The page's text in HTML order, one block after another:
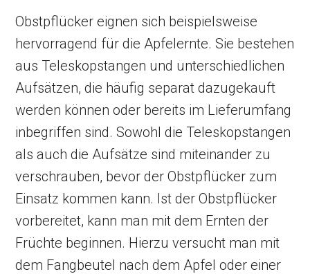
Obstpflücker eignen sich beispielsweise
hervorragend für die Apfelernte. Sie bestehen
aus Teleskopstangen und unterschiedlichen
Aufsätzen, die häufig separat dazugekauft
werden können oder bereits im Lieferumfang
inbegriffen sind. Sowohl die Teleskopstangen
als auch die Aufsätze sind miteinander zu
verschrauben, bevor der Obstpflücker zum
Einsatz kommen kann. Ist der Obstpflücker
vorbereitet, kann man mit dem Ernten der
Früchte beginnen. Hierzu versucht man mit
dem Fangbeutel nach dem Apfel oder einer